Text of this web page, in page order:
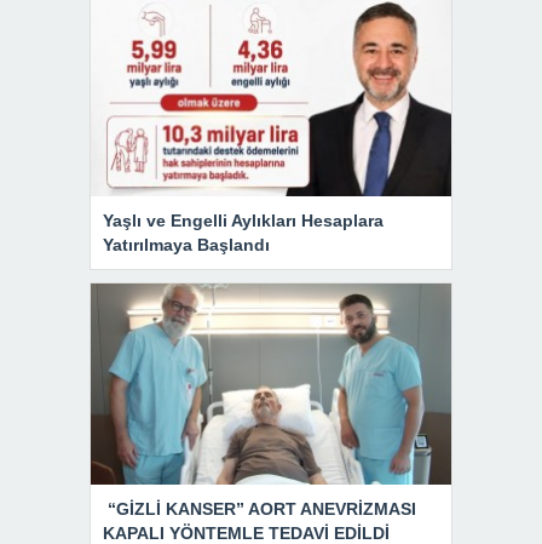
Yaşlı ve Engelli Aylıkları Hesaplara
Yatırılmaya Başlandı
“GİZLİ KANSER” AORT ANEVRİZMASI
KAPALI YÖNTEMLE TEDAVİ EDİLDİ